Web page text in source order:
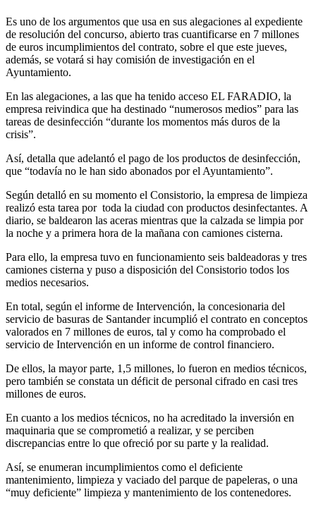
Es uno de los argumentos que usa en sus alegaciones al expediente
de resolución del concurso, abierto tras cuantificarse en 7 millones
de euros incumplimientos del contrato, sobre el que este jueves,
además, se votará si hay comisión de investigación en el
Ayuntamiento.
En las alegaciones, a las que ha tenido acceso EL FARADIO, la
empresa reivindica que ha destinado “numerosos medios” para las
tareas de desinfección “durante los momentos más duros de la
crisis”.
Así, detalla que adelantó el pago de los productos de desinfección,
que “todavía no le han sido abonados por el Ayuntamiento”.
Según detalló en su momento el Consistorio, la empresa de limpieza
realizó esta tarea por toda la ciudad con productos desinfectantes. A
diario, se baldearon las aceras mientras que la calzada se limpia por
la noche y a primera hora de la mañana con camiones cisterna.
Para ello, la empresa tuvo en funcionamiento seis baldeadoras y tres
camiones cisterna y puso a disposición del Consistorio todos los
medios necesarios.
En total, según el informe de Intervención, la concesionaria del
servicio de basuras de Santander incumplió el contrato en conceptos
valorados en 7 millones de euros, tal y como ha comprobado el
servicio de Intervención en un informe de control financiero.
De ellos, la mayor parte, 1,5 millones, lo fueron en medios técnicos,
pero también se constata un déficit de personal cifrado en casi tres
millones de euros.
En cuanto a los medios técnicos, no ha acreditado la inversión en
maquinaria que se comprometió a realizar, y se perciben
discrepancias entre lo que ofreció por su parte y la realidad.
Así, se enumeran incumplimientos como el deficiente
mantenimiento, limpieza y vaciado del parque de papeleras, o una
“muy deficiente” limpieza y mantenimiento de los contenedores.